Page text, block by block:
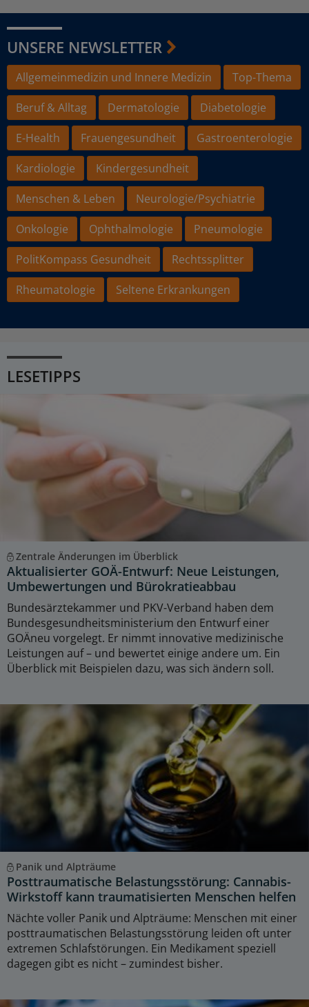
UNSERE NEWSLETTER
Allgemeinmedizin und Innere Medizin
Top-Thema
Beruf & Alltag
Dermatologie
Diabetologie
E-Health
Frauengesundheit
Gastroenterologie
Kardiologie
Kindergesundheit
Menschen & Leben
Neurologie/Psychiatrie
Onkologie
Ophthalmologie
Pneumologie
PolitKompass Gesundheit
Rechtssplitter
Rheumatologie
Seltene Erkrankungen
LESETIPPS
Zentrale Änderungen im Überblick
Aktualisierter GOÄ-Entwurf: Neue Leistungen,
Umbewertungen und Bürokratieabbau
Bundesärztekammer und PKV-Verband haben dem
Bundesgesundheitsministerium den Entwurf einer
GOÄneu vorgelegt. Er nimmt innovative medizinische
Leistungen auf – und bewertet einige andere um. Ein
Überblick mit Beispielen dazu, was sich ändern soll.
Panik und Alpträume
Posttraumatische Belastungsstörung: Cannabis-
Wirkstoff kann traumatisierten Menschen helfen
Nächte voller Panik und Alpträume: Menschen mit einer
posttraumatischen Belastungsstörung leiden oft unter
extremen Schlafstörungen. Ein Medikament speziell
dagegen gibt es nicht – zumindest bisher.